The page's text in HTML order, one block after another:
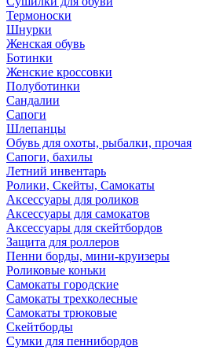
Термоноски
Шнурки
Женская обувь
Ботинки
Женские кроссовки
Полуботинки
Сандалии
Сапоги
Шлепанцы
Обувь для охоты, рыбалки, прочая
Сапоги, бахилы
Летний инвентарь
Ролики, Скейты, Самокаты
Аксессуары для роликов
Аксессуары для самокатов
Аксессуары для скейтбордов
Защита для роллеров
Пенни борды, мини-круизеры
Роликовые коньки
Самокаты городские
Самокаты трехколесные
Самокаты трюковые
Скейтборды
Сумки для пеннибордов